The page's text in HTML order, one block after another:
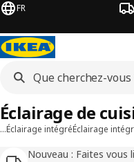
FR
…Éclairage intégréÉclairage
Nouveau : Faites vous
Éclairage de